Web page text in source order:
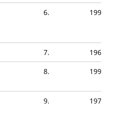
6. 1994
7.
1963
8. 1991
9. 1974